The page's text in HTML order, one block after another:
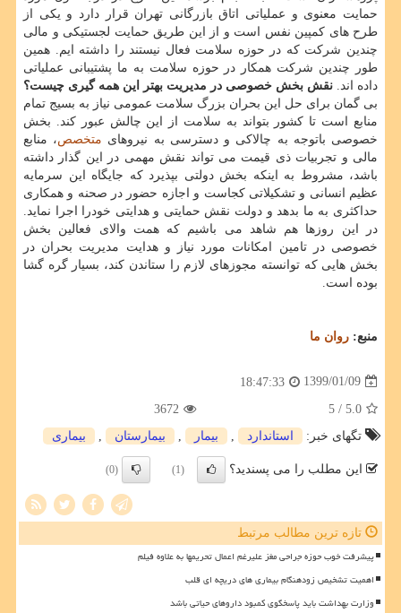
حمایت معنوی و عملیاتی اتاق بازرگانی تهران قرار دارد و یكی از
طرح های كمپین نفس است و از این طریق حمایت لجستیكی و مالی
چندین شركت كه در حوزه سلامت فعال نیستند را داشته ایم. همین
طور چندین شركت همكار در حوزه سلامت به ما پشتیبانی عملیاتی
داده اند. نقش بخش خصوصی در مدیریت بهتر این همه گیری چیست؟
بی گمان برای حل این بحران بزرگ سلامت عمومی نیاز به بسیج تمام
منابع است تا كشور بتواند به سلامت از این چالش عبور كند. بخش
خصوصی باتوجه به چالاكی و دسترسی به نیروهای متخصص، منابع
مالی و تجربیات ذی قیمت می تواند نقش مهمی در این گذار داشته
باشد، مشروط به اینكه بخش دولتی بپذیرد كه جایگاه این سرمایه
عظیم انسانی و تشكیلاتی كجاست و اجازه حضور در صحنه و همكاری
حداكثری به ما بدهد و دولت نقش حمایتی و هدایتی خودرا اجرا نماید.
در این روزها هم شاهد می باشیم كه همت والای فعالین بخش
خصوصی در تامین امكانات مورد نیاز و هدایت مدیریت بحران در
بخش هایی كه توانسته مجوزهای لازم را ستاندن كند، بسیار گره گشا
بوده است.
منبع: روان ما
1399/01/09
18:47:33
5.0
/ 5
3672
تگهای خبر:
استاندارد بیمار بیمارستان بیماری
این مطلب را می پسندید؟ (1)
(0)
تازه ترین مطالب مرتبط
پیشرفت خوب حوزه جراحی مغز علیرغم اعمال تحریمها به علاوه فیلم
اهمیت تشخیص زودهنگام بیماری های دریچه ای قلب
وزارت بهداشت باید پاسخگوی کمبود داروهای حیاتی باشد